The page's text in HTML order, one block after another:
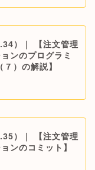
）｜ 【注文管理
ンのプログラミ
）の解説】
）｜ 【注文管理
ンのコミット】